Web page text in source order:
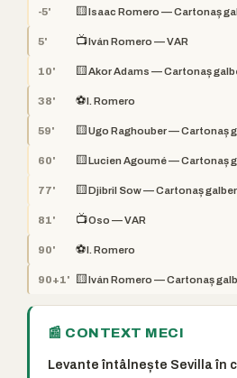
-5' 🟨 Isaac Romero — Cartonaș
5' 📺Iván Romero — VAR
10' 🟨 Akor Adams — Cartonaș
38' ⚽I. Romero
59' 🟨 Ugo Raghouber — Cartonaș
60' 🟨 Lucien Agoumé — Cartonaș
77' 🟨 Djibril Sow — Cartonaș
81' 📺Oso — VAR
90' ⚽I. Romero
90+1' 🟨 Iván Romero — Cartonaș
📰 CONTEXT MECI
Levante întâlnește Sevilla în